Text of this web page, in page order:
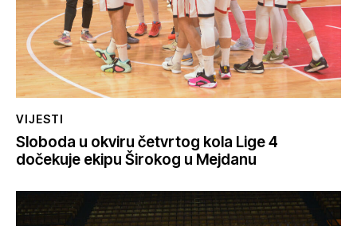
VIJESTI
Sloboda u okviru četvrtog kola Lige 4
dočekuje ekipu Širokog u Mejdanu